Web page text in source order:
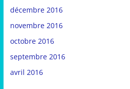
décembre 2016
novembre 2016
octobre 2016
septembre 2016
avril 2016